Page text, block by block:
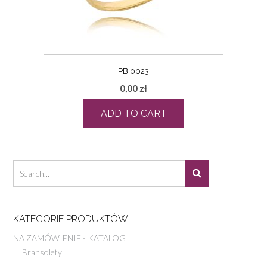
PB 0023
0,00 zł
ADD TO CART
KATEGORIE PRODUKTÓW
NA ZAMÓWIENIE - KATALOG
Bransolety